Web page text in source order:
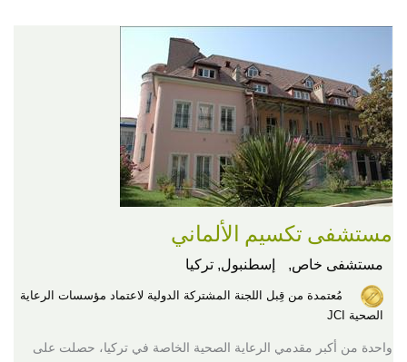
مستشفى تكسيم الألماني
مستشفى خاص, إسطنبول, تركيا
مُعتمدة من قِبل اللجنة المشتركة الدولية لاعتماد مؤسسات الرعاية
الصحية JCI
واحدة من أكبر مقدمي الرعاية الصحية الخاصة في تركيا، حصلت على